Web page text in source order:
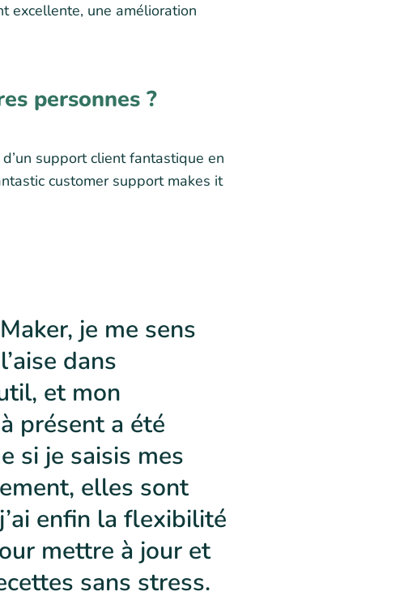
excellente, une amélioration
personnes ?
support client fantastique en
customer support makes it
je me sens
dans
et mon
présent a été
si je saisis mes
elles sont
enfin la flexibilité
mettre à jour et
sans stress.